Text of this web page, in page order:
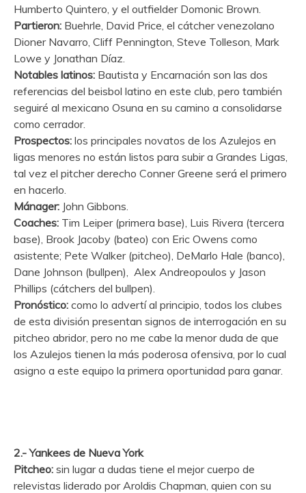
Humberto Quintero, y el outfielder Domonic Brown.
Partieron: Buehrle, David Price, el cátcher venezolano
Dioner Navarro, Cliff Pennington, Steve Tolleson, Mark
Lowe y Jonathan Díaz.
Notables latinos: Bautista y Encarnación son las dos
referencias del beisbol latino en este club, pero también
seguiré al mexicano Osuna en su camino a consolidarse
como cerrador.
Prospectos: los principales novatos de los Azulejos en
ligas menores no están listos para subir a Grandes Ligas,
tal vez el pitcher derecho Conner Greene será el primero
en hacerlo.
Mánager: John Gibbons.
Coaches: Tim Leiper (primera base), Luis Rivera (tercera
base), Brook Jacoby (bateo) con Eric Owens como
asistente; Pete Walker (pitcheo), DeMarlo Hale (banco),
Dane Johnson (bullpen), Alex Andreopoulos y Jason
Phillips (cátchers del bullpen).
Pronóstico: como lo advertí al principio, todos los clubes
de esta división presentan signos de interrogación en su
pitcheo abridor, pero no me cabe la menor duda de que
los Azulejos tienen la más poderosa ofensiva, por lo cual
asigno a este equipo la primera oportunidad para ganar.
2.- Yankees de Nueva York
Pitcheo: sin lugar a dudas tiene el mejor cuerpo de
relevistas liderado por Aroldis Chapman, quien con su